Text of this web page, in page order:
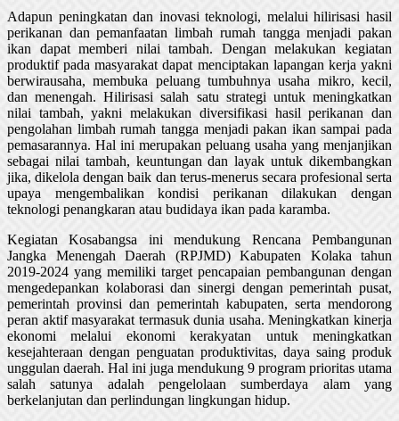
Adapun peningkatan dan inovasi teknologi, melalui hilirisasi hasil
perikanan dan pemanfaatan limbah rumah tangga menjadi pakan
ikan dapat memberi nilai tambah. Dengan melakukan kegiatan
produktif pada masyarakat dapat menciptakan lapangan kerja yakni
berwirausaha, membuka peluang tumbuhnya usaha mikro, kecil,
dan menengah. Hilirisasi salah satu strategi untuk meningkatkan
nilai tambah, yakni melakukan diversifikasi hasil perikanan dan
pengolahan limbah rumah tangga menjadi pakan ikan sampai pada
pemasarannya. Hal ini merupakan peluang usaha yang menjanjikan
sebagai nilai tambah, keuntungan dan layak untuk dikembangkan
jika, dikelola dengan baik dan terus-menerus secara profesional serta
upaya mengembalikan kondisi perikanan dilakukan dengan
teknologi penangkaran atau budidaya ikan pada karamba.
Kegiatan Kosabangsa ini mendukung Rencana Pembangunan
Jangka Menengah Daerah (RPJMD) Kabupaten Kolaka tahun
2019-2024 yang memiliki target pencapaian pembangunan dengan
mengedepankan kolaborasi dan sinergi dengan pemerintah pusat,
pemerintah provinsi dan pemerintah kabupaten, serta mendorong
peran aktif masyarakat termasuk dunia usaha. Meningkatkan kinerja
ekonomi melalui ekonomi kerakyatan untuk meningkatkan
kesejahteraan dengan penguatan produktivitas, daya saing produk
unggulan daerah. Hal ini juga mendukung 9 program prioritas utama
salah satunya adalah pengelolaan sumberdaya alam yang
berkelanjutan dan perlindungan lingkungan hidup.